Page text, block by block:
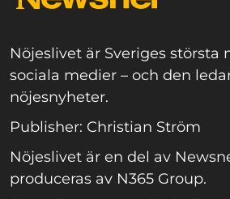
Nöjeslivet är Sveriges största
sociala medier – och den
nöjesnyheter.
Publisher: Christian Ström
Nöjeslivet är en del av
produceras av N365 Group.